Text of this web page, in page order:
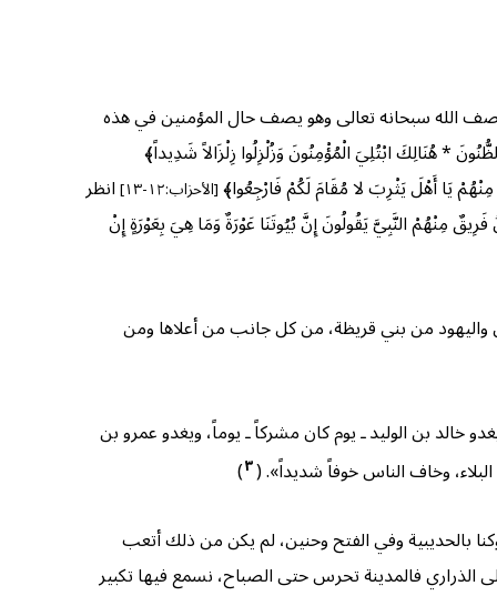
الله سبحانه تعالى وهو يصف حال المؤمنين في هذه
* هُنَالِكَ ابْتُلِيَ الْمُؤْمِنُونَ وَزُلْزِلُوا زِلْزَالاً شَدِيداً﴾
يَا أَهْلَ يَثْرِبَ لا مُقَامَ لَكُمْ فَارْجِعُوا﴾[الأحزاب:١٢-١٣]
انظر
مِنْهُمْ النَّبِيَّ يَقُولُونَ إِنَّ بُيُوتَنَا عَوْرَةٌ وَمَا هِيَ بِعَوْرَةٍ إِنْ
واليهود من بني قريظة، من كل جانب من أعلاها ومن
خالد بن الوليد ـ يوم كان مشركاً ـ يوماً، ويغدو عمرو بن
وخاف الناس خوفاً شديداً». (٣)
بالحديبية وفي الفتح وحنين، لم يكن من ذلك أتعب
الذراري فالمدينة تحرس حتى الصباح، نسمع فيها تكبير